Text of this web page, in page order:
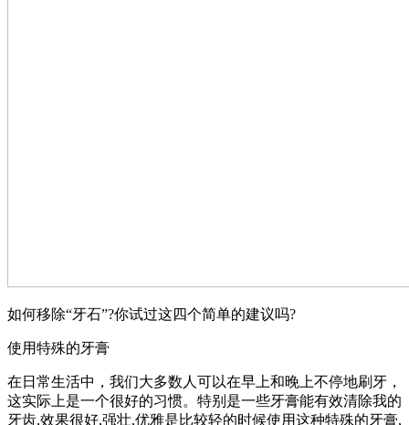
如何移除“牙石”?你试过这四个简单的建议吗?
使用特殊的牙膏
在日常生活中，我们大多数人可以在早上和晚上不停地刷牙，
这实际上是一个很好的习惯。特别是一些牙膏能有效清除我的
牙齿,效果很好,强壮,优雅是比较轻的时候使用这种特殊的牙膏,